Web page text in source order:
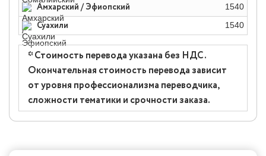
Амхарский / Эфиопский 1540
Суахили 1540
* Стоимость перевода указана без НДС.
Окончательная стоимость перевода зависит
от уровня профессионализма переводчика,
сложности тематики и срочности заказа.